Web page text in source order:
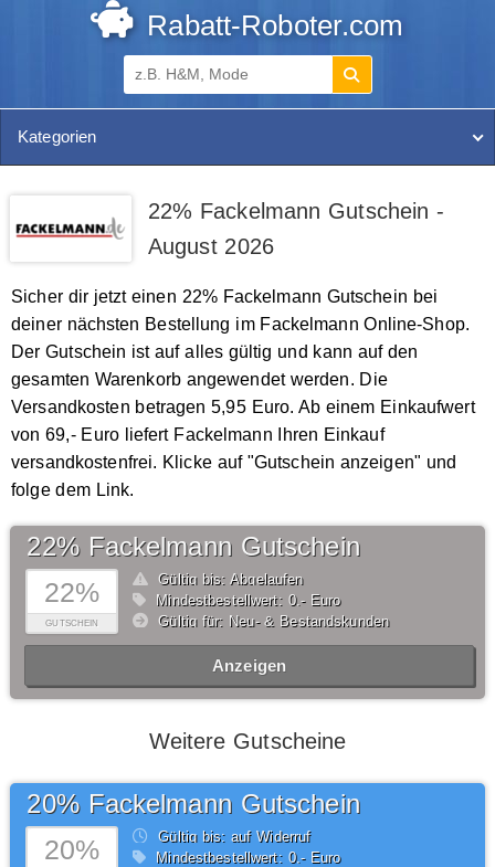
Rabatt-Roboter.com
Kategorien
22% Fackelmann Gutschein -
August 2026
Sicher dir jetzt einen 22% Fackelmann Gutschein bei
deiner nächsten Bestellung im Fackelmann Online-Shop.
Der Gutschein ist auf alles gültig und kann auf den
gesamten Warenkorb angewendet werden. Die
Versandkosten betragen 5,95 Euro. Ab einem Einkaufwert
von 69,- Euro liefert Fackelmann Ihren Einkauf
versandkostenfrei. Klicke auf "Gutschein anzeigen" und
folge dem Link.
22%
GUTSCHEIN
22% Fackelmann Gutschein
Gültig bis: Abgelaufen
Mindestbestellwert: 0,- Euro
Gültig für: Neu- & Bestandskunden
Anzeigen
Weitere Gutscheine
20%
20% Fackelmann Gutschein
Gültig bis: auf Widerruf
Mindestbestellwert: 0,- Euro